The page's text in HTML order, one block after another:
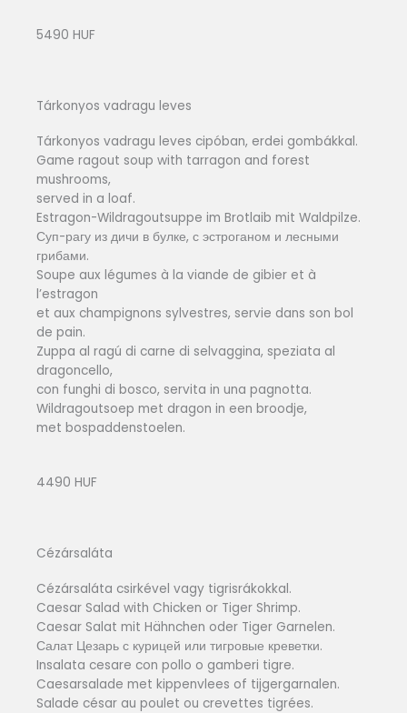
5490 HUF
Tárkonyos vadragu leves
Tárkonyos vadragu leves cipóban, erdei gombákkal.
Game ragout soup with tarragon and forest
mushrooms,
served in a loaf.
Estragon-Wildragoutsuppe im Brotlaib mit Waldpilze.
Суп-рагу из дичи в булке, с эстроганом и лесными
грибами.
Soupe aux légumes à la viande de gibier et à
l’estragon
et aux champignons sylvestres, servie dans son bol
de pain.
Zuppa al ragú di carne di selvaggina, speziata al
dragoncello,
con funghi di bosco, servita in una pagnotta.
Wildragoutsoep met dragon in een broodje,
met bospaddenstoelen.
4490 HUF
Cézársaláta
Cézársaláta csirkével vagy tigrisrákokkal.
Caesar Salad with Chicken or Tiger Shrimp.
Caesar Salat mit Hähnchen oder Tiger Garnelen.
Салат Цезарь с курицей или тигровые креветки.
Insalata cesare con pollo o gamberi tigre.
Caesarsalade met kippenvlees of tijgergarnalen.
Salade césar au poulet ou crevettes tigrées.